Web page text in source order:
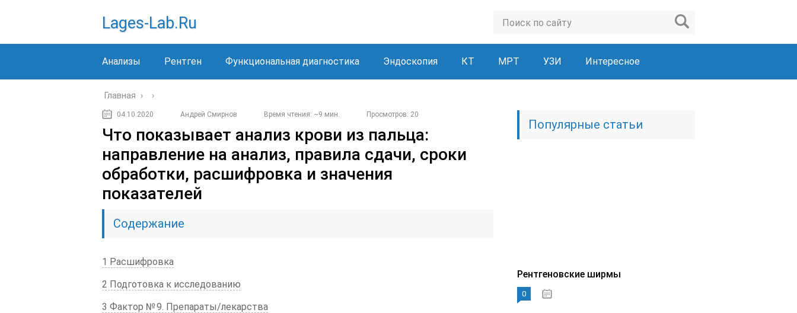
Lages-Lab.ru
Анализы Рентген Функциональная диагностика Эндоскопия КТ МРТ УЗИ Интересное
Главная › ›
04.10.2020 Андрей Смирнов Время чтения: ~9 мин. Просмотров: 20
Что показывает анализ крови из пальца:
направление на анализ, правила сдачи, сроки
обработки, расшифровка и значения
показателей
Содержание
1 Расшифровка
2 Подготовка к исследованию
3 Фактор № 9. Препараты/лекарства
Популярные статьи
Рентгеновские ширмы
0